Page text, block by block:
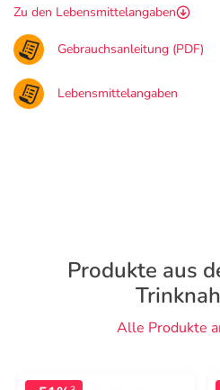
Zu den Lebensmittelangaben
Gebrauchsanleitung (PDF)
Lebensmittelangaben
Produkte aus
Alle Produkte